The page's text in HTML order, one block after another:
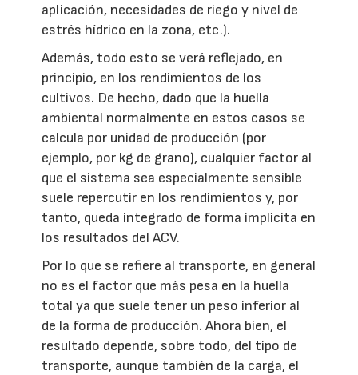
aplicación, necesidades de riego y nivel de
estrés hídrico en la zona, etc.).
Además, todo esto se verá reflejado, en
principio, en los rendimientos de los
cultivos. De hecho, dado que la huella
ambiental normalmente en estos casos se
calcula por unidad de producción (por
ejemplo, por kg de grano), cualquier factor al
que el sistema sea especialmente sensible
suele repercutir en los rendimientos y, por
tanto, queda integrado de forma implícita en
los resultados del ACV.
Por lo que se refiere al transporte, en general
no es el factor que más pesa en la huella
total ya que suele tener un peso inferior al
de la forma de producción. Ahora bien, el
resultado depende, sobre todo, del tipo de
transporte, aunque también de la carga, el